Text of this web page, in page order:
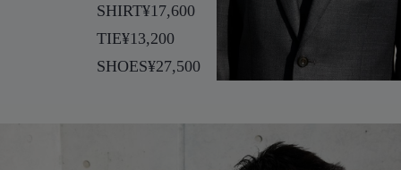
SHIRT¥17,600
TIE¥13,200
SHOES¥27,500